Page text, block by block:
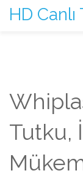
HD
Tutku,